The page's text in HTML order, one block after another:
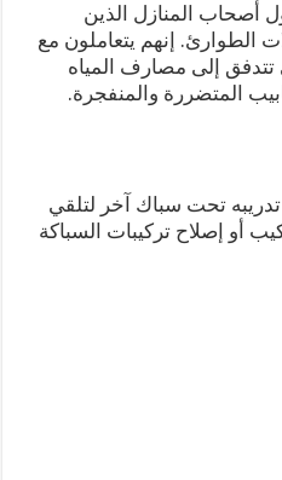
أصحاب المنازل الذين
الطوارئ. إنهم يتعاملون مع
إلى مصارف المياه
المتضررة والمنفجرة.
تحت سباك آخر لتلقي
أو إصلاح تركيبات السباكة